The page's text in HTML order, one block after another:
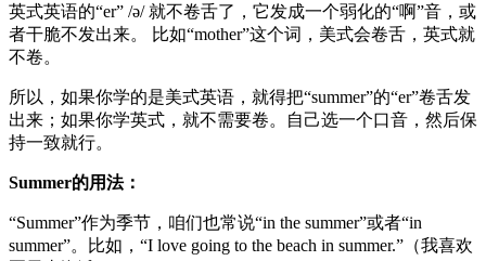
英式英语的“er” /ə/ 就不卷舌了，它发成一个弱化的“啊”音，或
者干脆不发出来。 比如“mother”这个词，美式会卷舌，英式就
不卷。
所以，如果你学的是美式英语，就得把“summer”的“er”卷舌发
出来；如果你学英式，就不需要卷。自己选一个口音，然后保
持一致就行。
Summer的用法：
“Summer”作为季节，咱们也常说“in the summer”或者“in
summer”。比如，“I love going to the beach in summer.”（我喜欢